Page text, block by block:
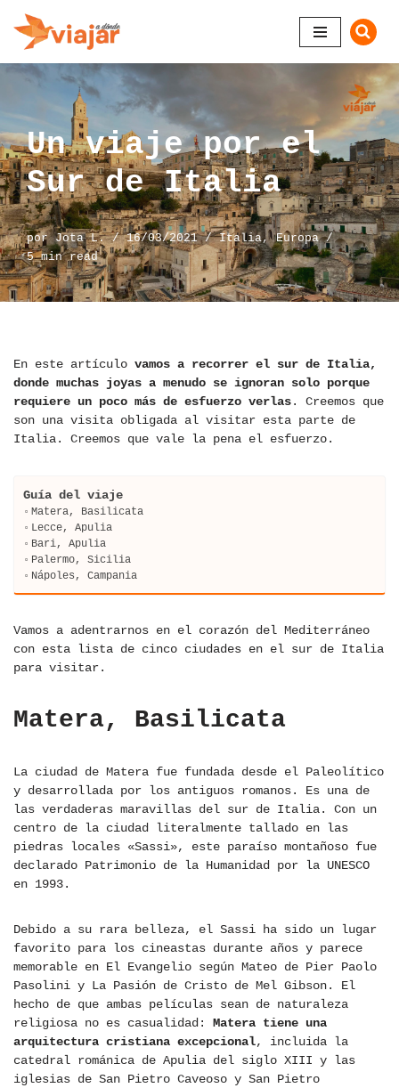
Saltar
al
contenido
Un viaje por el
Sur de Italia
porJota L. 16/03/2021 Italia,Europa
5 min read
En este artículo vamos a recorrer el sur de Italia,
donde muchas joyas a menudo se ignoran solo porque
requiere un poco más de esfuerzo verlas. Creemos que
son una visita obligada al visitar esta parte de
Italia. Creemos que vale la pena el esfuerzo.
Guía del viaje
Matera, Basilicata
Lecce, Apulia
Bari, Apulia
Palermo, Sicilia
Nápoles, Campania
Vamos a adentrarnos en el corazón del Mediterráneo
con esta lista de cinco ciudades en el sur de Italia
para visitar.
Matera, Basilicata
La ciudad de Matera fue fundada desde el Paleolítico
y desarrollada por los antiguos romanos. Es una de
las verdaderas maravillas del sur de Italia. Con un
centro de la ciudad literalmente tallado en las
piedras locales «Sassi», este paraíso montañoso fue
declarado Patrimonio de la Humanidad por la UNESCO
en 1993.
Debido a su rara belleza, el Sassi ha sido un lugar
favorito para los cineastas durante años y parece
memorable en El Evangelio según Mateo de Pier Paolo
Pasolini y La Pasión de Cristo de Mel Gibson. El
hecho de que ambas películas sean de naturaleza
religiosa no es casualidad: Matera tiene una
arquitectura cristiana excepcional, incluida la
catedral románica de Apulia del siglo XIII y las
iglesias de San Pietro Caveoso y San Pietro